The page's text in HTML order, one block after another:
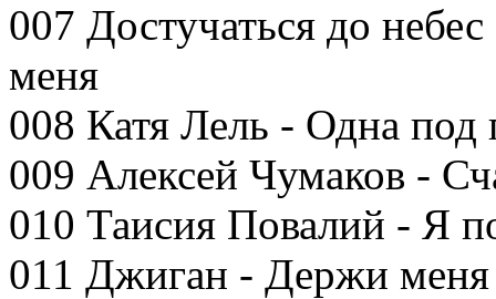
007 Достучаться до
меня
008 Катя Лель - Одна под
009 Алексей Чумаков -
010 Таисия Повалий - Я
011 Джиган - Держи меня